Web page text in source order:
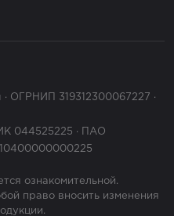
ОГРНИП 319312300067227 ·
044525225 · ПАО
ознакомительной.
право вносить изменения